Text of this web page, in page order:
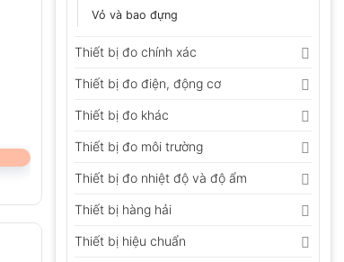
Vỏ và bao đựng
Thiết bị đo chính xác
Thiết bị đo điện, động cơ
Thiết bị đo khác
Thiết bị đo môi trường
Thiết bị đo nhiệt độ và độ ẩm
Thiết bị hàng hải
Thiết bị hiệu chuẩn